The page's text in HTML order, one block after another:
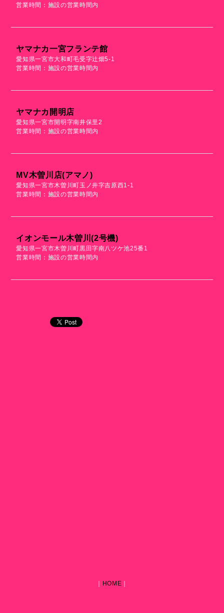
営業時間：施設の営業時間内
ヤマナカ一宮フランテ館
愛知県一宮市大和町毛受字辻畑5-1
営業時間：施設の営業時間内
ヤマナカ開明店
愛知県一宮市開明字南井保里2
営業時間：施設の営業時間内
MV木曽川店(アマノ)
愛知県一宮市木曽川町玉ノ井字吉原西1-1
営業時間：施設の営業時間内
イオンモール木曽川(2号機)
愛知県一宮市木曽川町黒田字南八ツケ池25番1
営業時間：施設の営業時間内
HOME